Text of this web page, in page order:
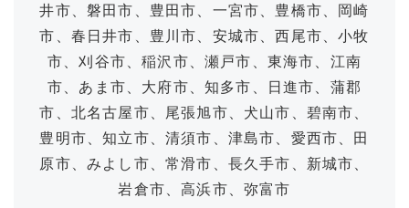
井市、磐田市、豊田市、一宮市、豊橋市、岡崎
市、春日井市、豊川市、安城市、西尾市、小牧
市、刈谷市、稲沢市、瀬戸市、東海市、江南
市、あま市、大府市、知多市、日進市、蒲郡
市、北名古屋市、尾張旭市、犬山市、碧南市、
豊明市、知立市、清須市、津島市、愛西市、田
原市、みよし市、常滑市、長久手市、新城市、
岩倉市、高浜市、弥富市